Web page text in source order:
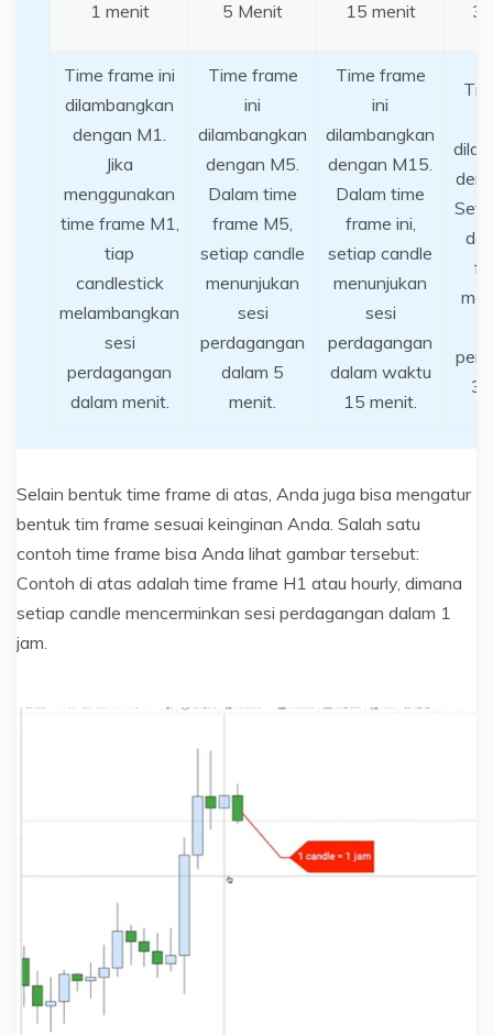
1 menit 5 Menit 15 menit
Time frame ini
dilambangkan
dengan M1.
Jika
menggunakan
time frame M1,
tiap
candlestick
melambangkan
sesi
perdagangan
dalam menit.
Time frame
ini
dilambangkan
dengan M5.
Dalam time
frame M5,
setiap candle
menunjukan
sesi
perdagangan
dalam 5
menit.
Time frame
ini
dilambangkan
dengan M15.
Dalam time
frame ini,
setiap candle
menunjukan
sesi
perdagangan
dalam waktu
15 menit.
Selain bentuk time frame di atas, Anda juga bisa mengatur
bentuk tim frame sesuai keinginan Anda. Salah satu
contoh time frame bisa Anda lihat gambar tersebut:
Contoh di atas adalah time frame H1 atau hourly, dimana
setiap candle mencerminkan sesi perdagangan dalam 1
jam.